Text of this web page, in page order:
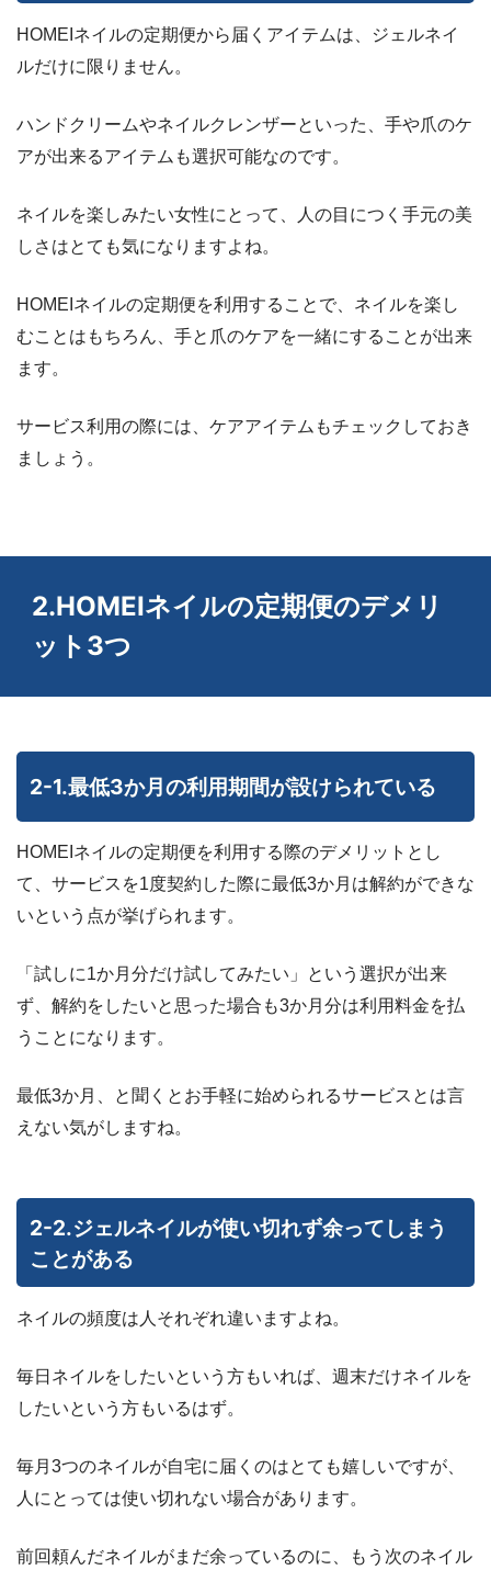
HOMEIネイルの定期便から届くアイテムは、ジェルネイ
ルだけに限りません。
ハンドクリームやネイルクレンザーといった、手や爪のケ
アが出来るアイテムも選択可能なのです。
ネイルを楽しみたい女性にとって、人の目につく手元の美
しさはとても気になりますよね。
HOMEIネイルの定期便を利用することで、ネイルを楽し
むことはもちろん、手と爪のケアを一緒にすることが出来
ます。
サービス利用の際には、ケアアイテムもチェックしておき
ましょう。
2.HOMEIネイルの定期便のデメリ
ット3つ
2-1.最低3か月の利用期間が設けられている
HOMEIネイルの定期便を利用する際のデメリットとし
て、サービスを1度契約した際に最低3か月は解約ができな
いという点が挙げられます。
「試しに1か月分だけ試してみたい」という選択が出来
ず、解約をしたいと思った場合も3か月分は利用料金を払
うことになります。
最低3か月、と聞くとお手軽に始められるサービスとは言
えない気がしますね。
2-2.ジェルネイルが使い切れず余ってしまう
ことがある
ネイルの頻度は人それぞれ違いますよね。
毎日ネイルをしたいという方もいれば、週末だけネイルを
したいという方もいるはず。
毎月3つのネイルが自宅に届くのはとても嬉しいですが、
人にとっては使い切れない場合があります。
前回頼んだネイルがまだ余っているのに、もう次のネイル